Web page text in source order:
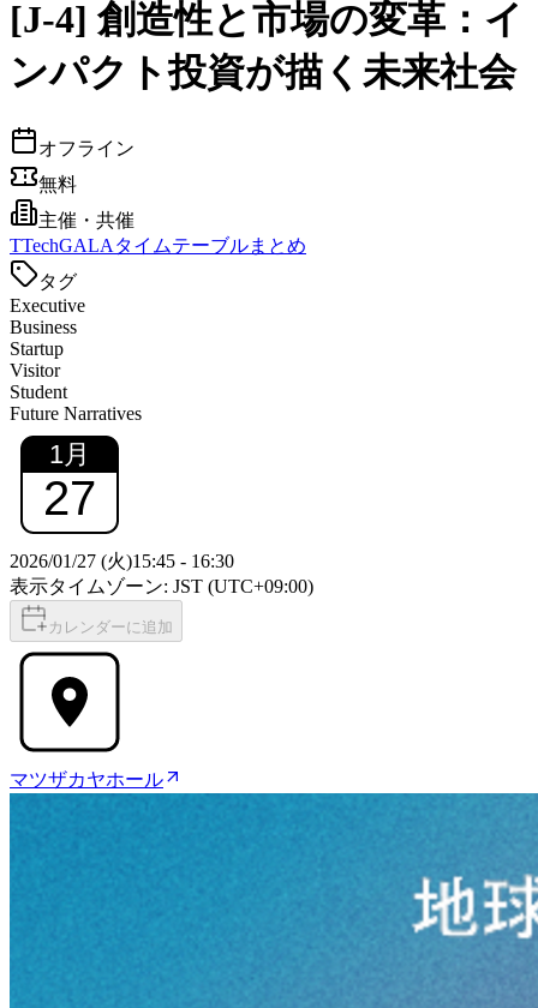
[J-4] 創造性と市場の変革：イ
ンパクト投資が描く未来社会
オフライン
無料
主催・共催
TTechGALAタイムテーブルまとめ
タグ
Executive
Business
Startup
Visitor
Student
Future Narratives
1月
27
2026/01/27 (火)15:45 - 16:30
表示タイムゾーン: JST (UTC+09:00)
カレンダーに追加
マツザカヤホール